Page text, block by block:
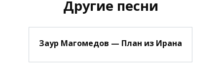
Другие песни
Заур Магомедов — План из Ирана